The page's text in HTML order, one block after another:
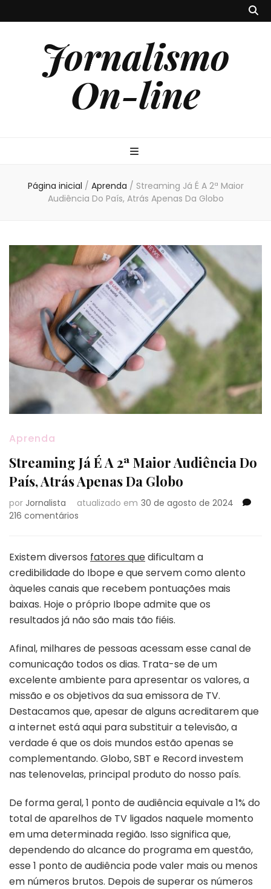
Jornalismo
On-line
Página inicial / Aprenda / Streaming Já É A 2ª Maior
Audiência Do País, Atrás Apenas Da Globo
Aprenda
Streaming Já É A 2ª Maior Audiência Do
País, Atrás Apenas Da Globo
por Jornalista atualizado em 30 de agosto de 2024
216 comentários
É
2ª
Maior
Audiência
Do
Atrás
Apenas
Da
Globo
Existem diversos fatores quedificultam a
credibilidade do Ibope e que servem como alento
àqueles canais que recebem pontuações mais
baixas. Hoje o próprio Ibope admite que os
resultados já não são mais tão fiéis.
Afinal, milhares de pessoas acessam esse canal de
comunicação todos os dias. Trata-se de um
excelente ambiente para apresentar os valores, a
missão e os objetivos da sua emissora de TV.
Destacamos que, apesar de alguns acreditarem que
a internet está aqui para substituir a televisão, a
verdade é que os dois mundos estão apenas se
complementando. Globo, SBT e Record investem
nas telenovelas, principal produto do nosso país.
De forma geral, 1 ponto de audiência equivale a 1% do
total de aparelhos de TV ligados naquele momento
em uma determinada região. Isso significa que,
dependendo do alcance do programa em questão,
esse 1 ponto de audiência pode valer mais ou menos
em números brutos. Depois de superar os números